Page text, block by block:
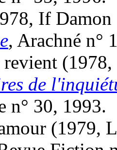
If Damon
, Arachné n°
revient
de
n° 30, 1993.
(1979,